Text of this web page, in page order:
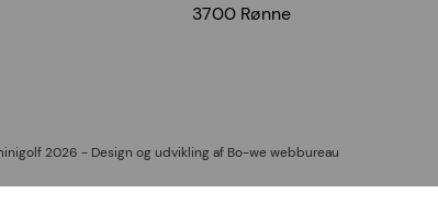
3700 Rønne
2026 - Design og udvikling af Bo-we webbureau